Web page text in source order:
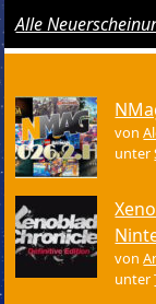
Alle
von
unter
von
unter